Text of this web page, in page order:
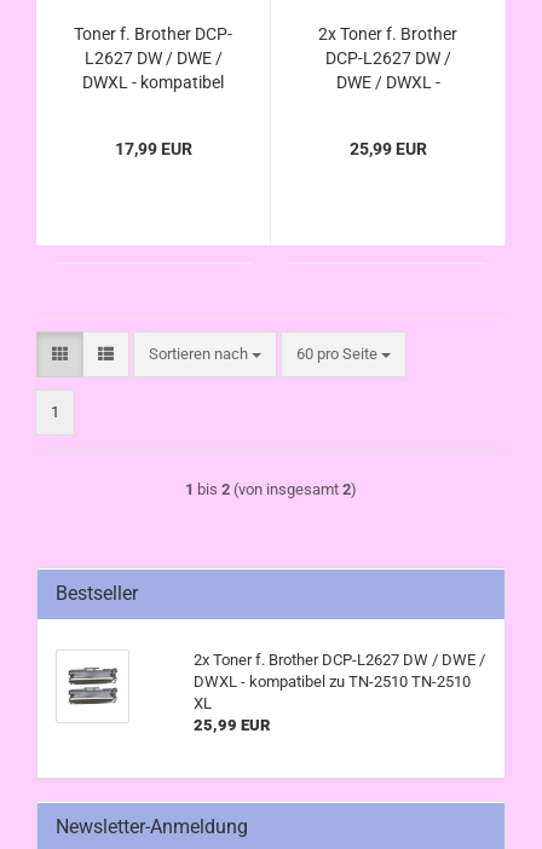
Toner f. Brother DCP-
L2627 DW / DWE /
DWXL - kompatibel
17,99 EUR
2x Toner f. Brother
DCP-L2627 DW /
DWE / DWXL -
25,99 EUR
Sortieren nach
Sortieren nach 60 pro Seite
pro Seite
1
1 bis 2 (von insgesamt 2)
Bestseller
2x Toner f. Brother DCP-L2627 DW / DWE /
DWXL - kompatibel zu TN-2510 TN-2510
XL
25,99 EUR
Newsletter-Anmeldung